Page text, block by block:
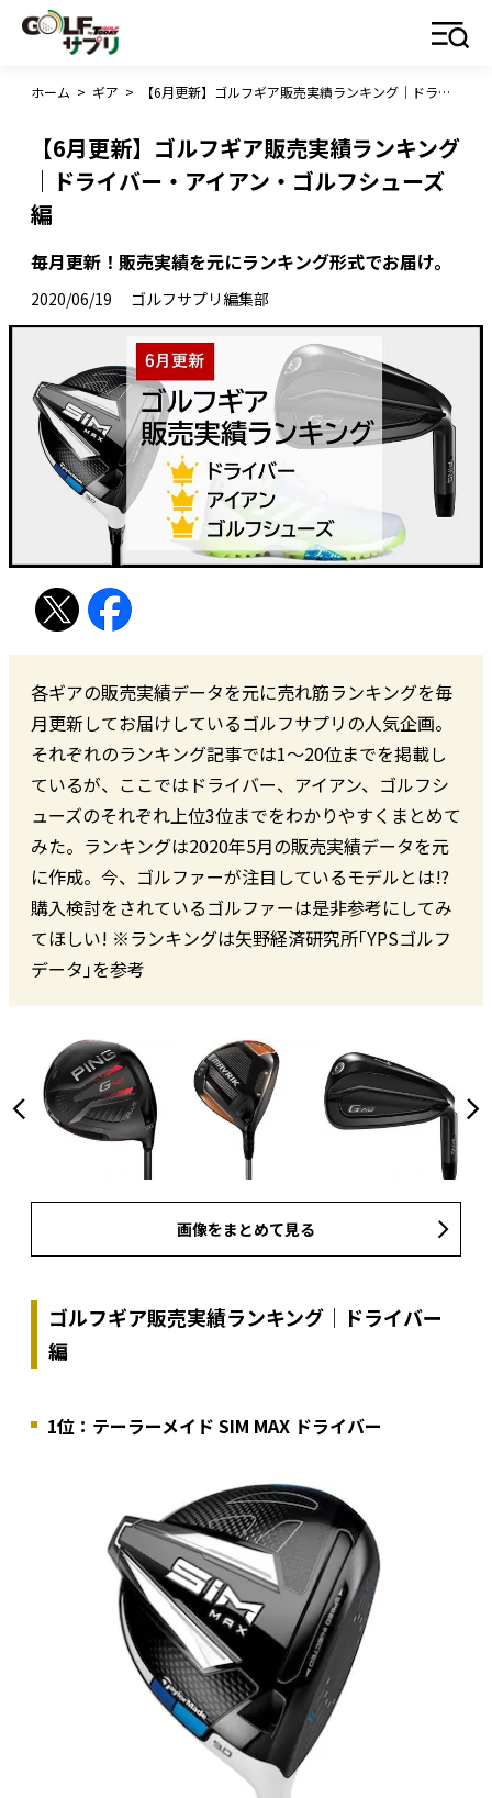
ホーム > ギア > 【6月更新】ゴルフギア販売実績ランキング｜ドライバー・アイアン・ゴルフシューズ編
【6月更新】ゴルフギア販売実績ランキング
｜ドライバー・アイアン・ゴルフシューズ
編
毎月更新！販売実績を元にランキング形式でお届け。
2020/06/19 ゴルフサプリ編集部
各ギアの販売実績データを元に売れ筋ランキングを毎
月更新してお届けしているゴルフサプリの人気企画。
それぞれのランキング記事では1～20位までを掲載し
ているが、ここではドライバー、アイアン、ゴルフシ
ューズのそれぞれ上位3位までをわかりやすくまとめて
みた。ランキングは2020年5月の販売実績データを元
に作成。今、ゴルファーが注目しているモデルとは!?
購入検討をされているゴルファーは是非参考にしてみ
てほしい! ※ランキングは矢野経済研究所｢YPSゴルフ
データ｣を参考
画像をまとめて見る
ゴルフギア販売実績ランキング｜ドライバー
編
1位：テーラーメイド SIM MAX ドライバー